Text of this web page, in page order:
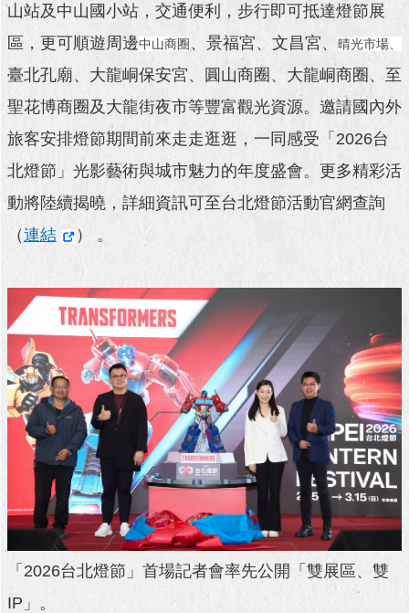
彙
台
北
陳
情
系
公
民
與
專
區
臺
北
旅
遊
網
網
資
料
開
山站及中山國小站，交通便利，步行即可抵達燈節展
區，更可順遊周邊中山商圈 、景福宮、文昌宮、 晴光市場、
臺北孔廟、大龍峒保安宮、圓山商圈、大龍峒商圈、至
聖花博商圈及大龍街夜市等豐富觀光資源。邀請國內外
旅客安排燈節期間前來走走逛逛，一同感受「2026台
北燈節」光影藝術與城市魅力的年度盛會。更多精彩活
動將陸續揭曉，詳細資訊可至台北燈節活動官網查詢
（連結 ） 。
「2026台北燈節」首場記者會率先公開「雙展區、雙
IP」。